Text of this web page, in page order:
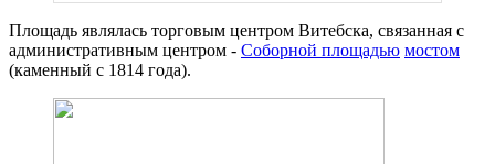
Площадь являлась торговым центром Витебска, связанная с
административным центром - Соборной площадью мостом
(каменный с 1814 года).